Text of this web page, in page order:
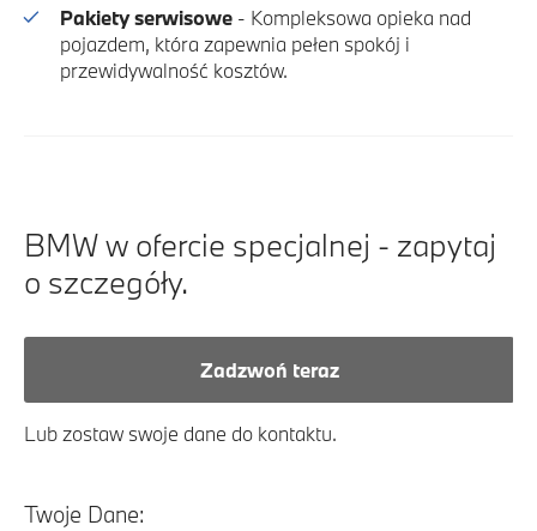
Pakiety serwisowe - Kompleksowa opieka nad
pojazdem, która zapewnia pełen spokój i
przewidywalność kosztów.
BMW w ofercie specjalnej - zapytaj
o szczegóły.
Zadzwoń teraz
Lub zostaw swoje dane do kontaktu.
Twoje Dane: